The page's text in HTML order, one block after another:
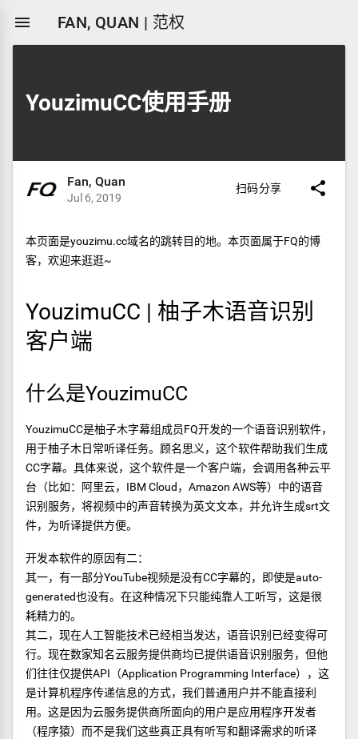
 FAN, QUAN | 范权
YouzimuCC使用手册
扫码分享 
Fan, Quan
Jul 6, 2019
本页面是youzimu.cc域名的跳转目的地。本页面属于FQ的博
客，欢迎来逛逛~
YouzimuCC | 柚子木语音识别
客户端
什么是YouzimuCC
YouzimuCC是柚子木字幕组成员FQ开发的一个语音识别软件，
用于柚子木日常听译任务。顾名思义，这个软件帮助我们生成
CC字幕。具体来说，这个软件是一个客户端，会调用各种云平
台（比如：阿里云，IBM Cloud，Amazon AWS等）中的语音
识别服务，将视频中的声音转换为英文文本，并允许生成srt文
件，为听译提供方便。
开发本软件的原因有二：
其一，有一部分YouTube视频是没有CC字幕的，即使是auto-
generated也没有。在这种情况下只能纯靠人工听写，这是很
耗精力的。
其二，现在人工智能技术已经相当发达，语音识别已经变得可
行。现在数家知名云服务提供商均已提供语音识别服务，但他
们往往仅提供API（Application Programming Interface），这
是计算机程序传递信息的方式，我们普通用户并不能直接利
用。这是因为云服务提供商所面向的用户是应用程序开发者
（程序猿）而不是我们这些真正具有听写和翻译需求的听译